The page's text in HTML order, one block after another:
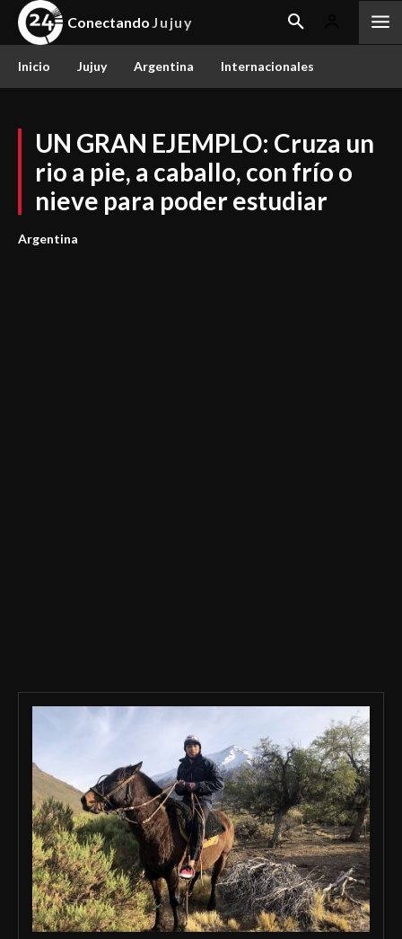
Conectando Jujuy
Inicio Jujuy Argentina Internacionales
UN GRAN EJEMPLO: Cruza un
rio a pie, a caballo, con frío o
nieve para poder estudiar
Argentina